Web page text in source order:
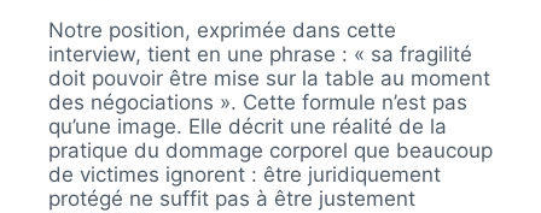
Notre position, exprimée dans cette
interview, tient en une phrase : « sa fragilité
doit pouvoir être mise sur la table au moment
des négociations ». Cette formule n’est pas
qu’une image. Elle décrit une réalité de la
pratique du dommage corporel que beaucoup
de victimes ignorent : être juridiquement
protégé ne suffit pas à être justement